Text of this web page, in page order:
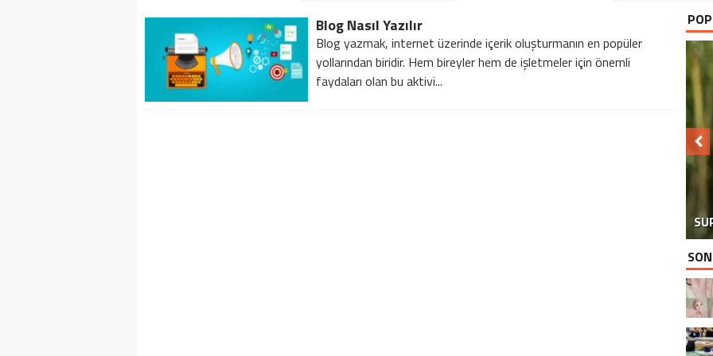
Blog Nasıl Yazılır
Blog yazmak, internet üzerinde içerik oluşturmanın en popüler
yollarından biridir. Hem bireyler hem de işletmeler için önemli
faydaları olan bu aktivi...